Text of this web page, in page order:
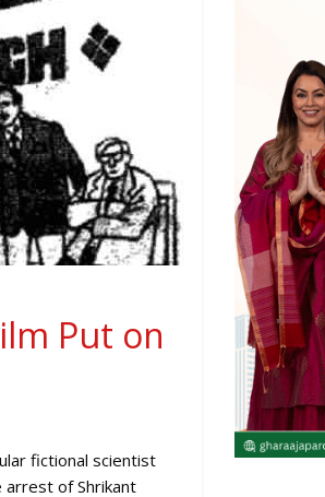
Put on
fictional scientist
arrest of Shrikant